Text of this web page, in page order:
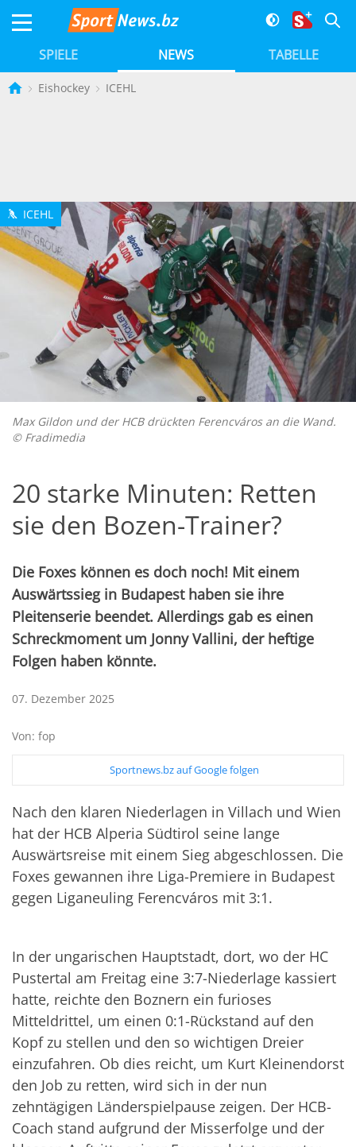
SPIELE NEWS TABELLE
Eishockey ICEHL
h ICEHL
Max Gildon und der HCB drückten Ferencváros an die Wand.
© Fradimedia
20 starke Minuten: Retten
sie den Bozen-Trainer?
Die Foxes können es doch noch! Mit einem
Auswärtssieg in Budapest haben sie ihre
Pleitenserie beendet. Allerdings gab es einen
Schreckmoment um Jonny Vallini, der heftige
Folgen haben könnte.
07. Dezember 2025
Von: fop
Sportnews.bz auf Google folgen
Nach den klaren Niederlagen in Villach und Wien
hat der HCB Alperia Südtirol seine lange
Auswärtsreise mit einem Sieg abgeschlossen. Die
Foxes gewannen ihre Liga-Premiere in Budapest
gegen Liganeuling Ferencváros mit 3:1.
In der ungarischen Hauptstadt, dort, wo der HC
Pustertal am Freitag eine 3:7-Niederlage kassiert
hatte, reichte den Boznern ein furioses
Mitteldrittel, um einen 0:1-Rückstand auf den
Kopf zu stellen und den so wichtigen Dreier
einzufahren. Ob dies reicht, um Kurt Kleinendorst
den Job zu retten, wird sich in der nun
zehntägigen Länderspielpause zeigen. Der HCB-
Coach stand aufgrund der Misserfolge und der